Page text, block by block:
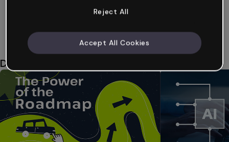
Mehr anzeigen (30)
Das könnte dir auch gefallen
Reject All
Accept All Cookies